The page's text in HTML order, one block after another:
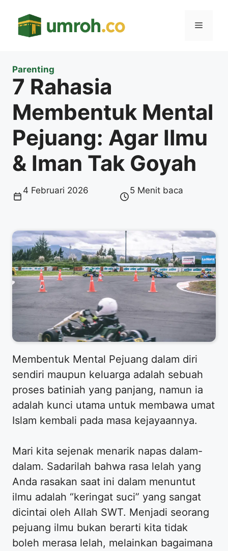
Menu
Parenting
7 Rahasia
Membentuk Mental
Pejuang: Agar Ilmu
& Iman Tak Goyah
4 Februari 2026 5 Menit baca
​Membentuk Mental Pejuang dalam diri
sendiri maupun keluarga adalah sebuah
proses batiniah yang panjang, namun ia
adalah kunci utama untuk membawa umat
Islam kembali pada masa kejayaannya.
​Mari kita sejenak menarik napas dalam-
dalam. Sadarilah bahwa rasa lelah yang
Anda rasakan saat ini dalam menuntut
ilmu adalah “keringat suci” yang sangat
dicintai oleh Allah SWT. Menjadi seorang
pejuang ilmu bukan berarti kita tidak
boleh merasa lelah, melainkan bagaimana